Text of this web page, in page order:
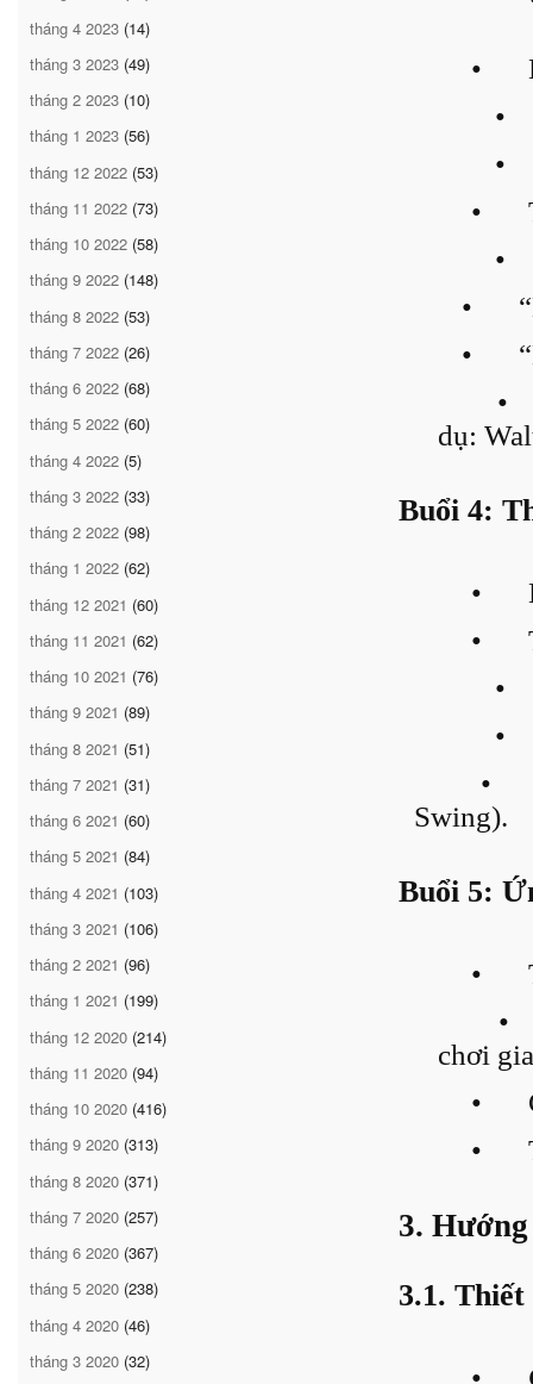
tháng 4 2023 (14)
tháng 3 2023 (49)
tháng 2 2023 (10)
tháng 1 2023 (56)
tháng 12 2022 (53)
tháng 11 2022 (73)
tháng 10 2022 (58)
tháng 9 2022 (148)
tháng 8 2022 (53)
tháng 7 2022 (26)
tháng 6 2022 (68)
tháng 5 2022 (60)
tháng 4 2022 (5)
tháng 3 2022 (33)
tháng 2 2022 (98)
tháng 1 2022 (62)
tháng 12 2021 (60)
tháng 11 2021 (62)
tháng 10 2021 (76)
tháng 9 2021 (89)
tháng 8 2021 (51)
tháng 7 2021 (31)
tháng 6 2021 (60)
tháng 5 2021 (84)
tháng 4 2021 (103)
tháng 3 2021 (106)
tháng 2 2021 (96)
tháng 1 2021 (199)
tháng 12 2020 (214)
tháng 11 2020 (94)
tháng 10 2020 (416)
tháng 9 2020 (313)
tháng 8 2020 (371)
tháng 7 2020 (257)
tháng 6 2020 (367)
tháng 5 2020 (238)
tháng 4 2020 (46)
tháng 3 2020 (32)
•
•
•
•
•
•
•
•
dụ:
Buổi 4:
•
•
•
•
•
Swing).
Buổi 5:
•
•
chơi
•
•
3.
3.1.
•